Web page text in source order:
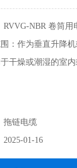
RVVG-NBR 卷筒用
：作为垂直升降
干燥或潮湿的室内
拖链电缆
2025-01-16